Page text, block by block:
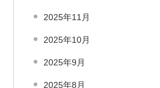
2025年11月
2025年10月
2025年9月
2025年8月